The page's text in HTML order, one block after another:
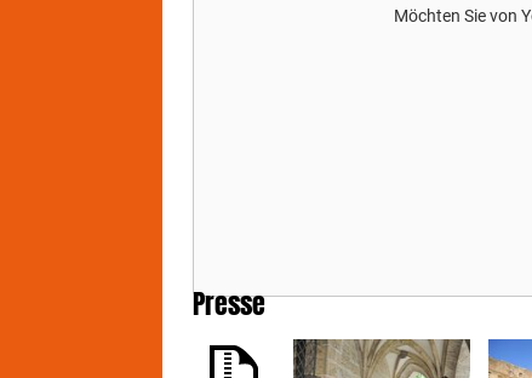
Möchten Sie von
Presse